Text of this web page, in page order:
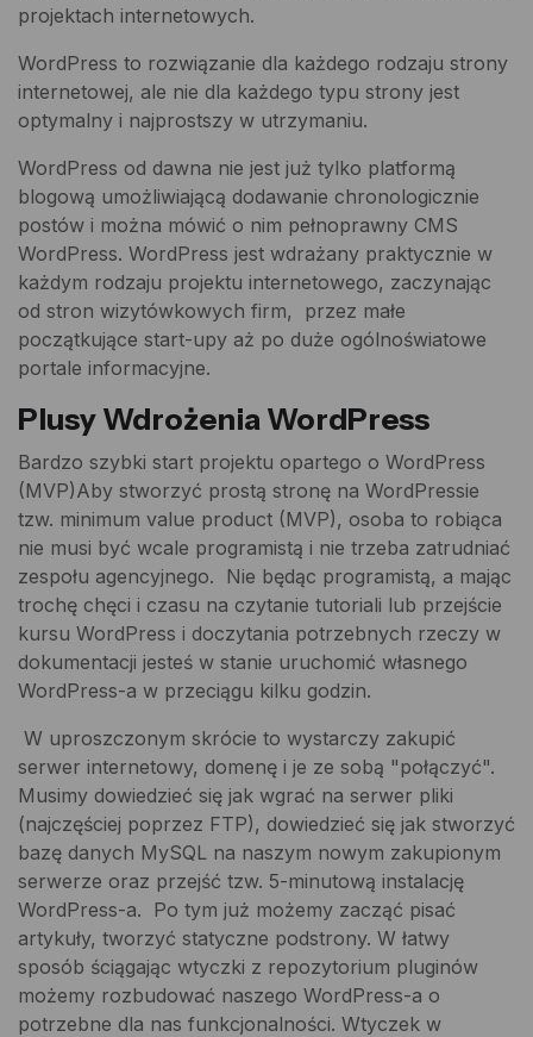
projektach internetowych.
WordPress to rozwiązanie dla każdego rodzaju strony
internetowej, ale nie dla każdego typu strony jest
optymalny i najprostszy w utrzymaniu.
WordPress od dawna nie jest już tylko platformą
blogową umożliwiającą dodawanie chronologicznie
postów i można mówić o nim pełnoprawny CMS
WordPress. WordPress jest wdrażany praktycznie w
każdym rodzaju projektu internetowego, zaczynając
od stron wizytówkowych firm, przez małe
początkujące start-upy aż po duże ogólnoświatowe
portale informacyjne.
Plusy Wdrożenia WordPress
Bardzo szybki start projektu opartego o WordPress
(MVP)Aby stworzyć prostą stronę na WordPressie
tzw. minimum value product (MVP), osoba to robiąca
nie musi być wcale programistą i nie trzeba zatrudniać
zespołu agencyjnego. Nie będąc programistą, a mając
trochę chęci i czasu na czytanie tutoriali lub przejście
kursu WordPress i doczytania potrzebnych rzeczy w
dokumentacji jesteś w stanie uruchomić własnego
WordPress-a w przeciągu kilku godzin.
W uproszczonym skrócie to wystarczy zakupić
serwer internetowy, domenę i je ze sobą "połączyć".
Musimy dowiedzieć się jak wgrać na serwer pliki
(najczęściej poprzez FTP), dowiedzieć się jak stworzyć
bazę danych MySQL na naszym nowym zakupionym
serwerze oraz przejść tzw. 5-minutową instalację
WordPress-a. Po tym już możemy zacząć pisać
artykuły, tworzyć statyczne podstrony. W łatwy
sposób ściągając wtyczki z repozytorium pluginów
możemy rozbudować naszego WordPress-a o
potrzebne dla nas funkcjonalności. Wtyczek w